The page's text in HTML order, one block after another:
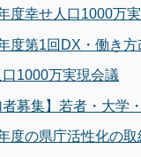
度幸せ人口1000万
度第1回DX・働き
1000万実現会議
者募集】若者・大
度の県庁活性化の